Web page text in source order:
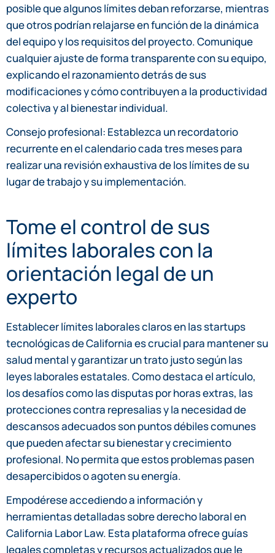
posible que algunos límites deban reforzarse, mientras
que otros podrían relajarse en función de la dinámica
del equipo y los requisitos del proyecto. Comunique
cualquier ajuste de forma transparente con su equipo,
explicando el razonamiento detrás de sus
modificaciones y cómo contribuyen a la productividad
colectiva y al bienestar individual.
Consejo profesional: Establezca un recordatorio
recurrente en el calendario cada tres meses para
realizar una revisión exhaustiva de los límites de su
lugar de trabajo y su implementación.
Tome el control de sus
límites laborales con la
orientación legal de un
experto
Establecer límites laborales claros en las startups
tecnológicas de California es crucial para mantener su
salud mental y garantizar un trato justo según las
leyes laborales estatales. Como destaca el artículo,
los desafíos como las disputas por horas extras, las
protecciones contra represalias y la necesidad de
descansos adecuados son puntos débiles comunes
que pueden afectar su bienestar y crecimiento
profesional. No permita que estos problemas pasen
desapercibidos o agoten su energía.
Empodérese accediendo a información y
herramientas detalladas sobre derecho laboral en
California Labor Law. Esta plataforma ofrece guías
legales completas y recursos actualizados que le